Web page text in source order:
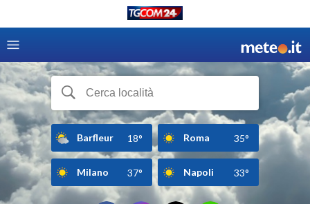
Barfleur 18° Roma 35°
Milano 37° Napoli 33°